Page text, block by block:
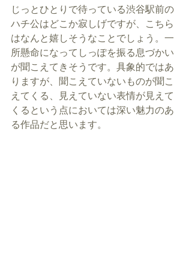
じっとひとりで待っている渋谷駅前の
ハチ公はどこか寂しげですが、こちら
はなんと嬉しそうなことでしょう。一
所懸命になってしっぽを振る息づかい
が聞こえてきそうです。具象的ではあ
りますが、聞こえていないものが聞こ
えてくる、見えていない表情が見えて
くるという点においては深い魅力のあ
る作品だと思います。